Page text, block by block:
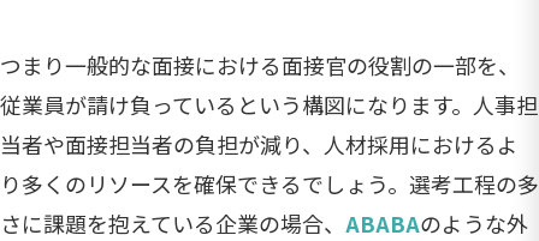
つまり一般的な面接における面接官の役割の一部を、
従業員が請け負っているという構図になります。人事担
当者や面接担当者の負担が減り、人材採用におけるよ
り多くのリソースを確保できるでしょう。選考工程の多
さに課題を抱えている企業の場合、 ABABAのような外